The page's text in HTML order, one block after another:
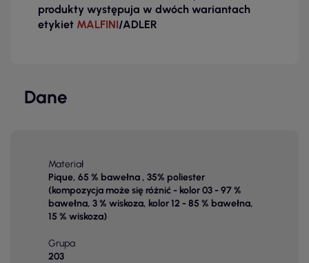
produkty występuja w dwóch wariantach
etykiet MALFINI/ADLER
Dane
Materiał
Pique, 65 % bawełna , 35% poliester
(kompozycja może się różnić - kolor 03 - 97 %
bawełna, 3 % wiskoza, kolor 12 - 85 % bawełna,
15 % wiskoza)
Grupa
203